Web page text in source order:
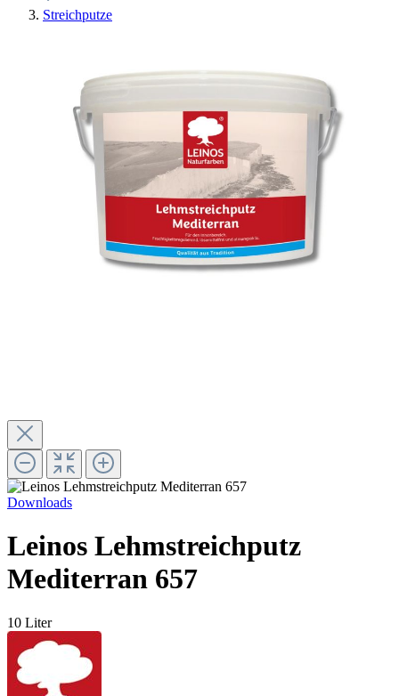
Streichputze
Downloads
Leinos Lehmstreichputz
Mediterran 657
10 Liter